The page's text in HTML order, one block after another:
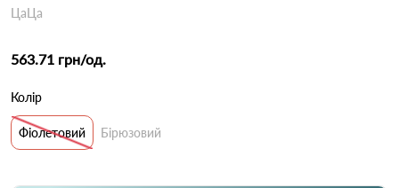
ЦаЦа
563.71 грн/од.
Колір
Фіолетовий Бірюзовий